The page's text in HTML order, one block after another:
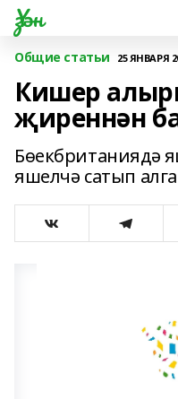
Үзән
Общие статьи 25 ЯНВАРЯ
Кишер
җиреннән
Бөекбританиядә
яшелчә сатып